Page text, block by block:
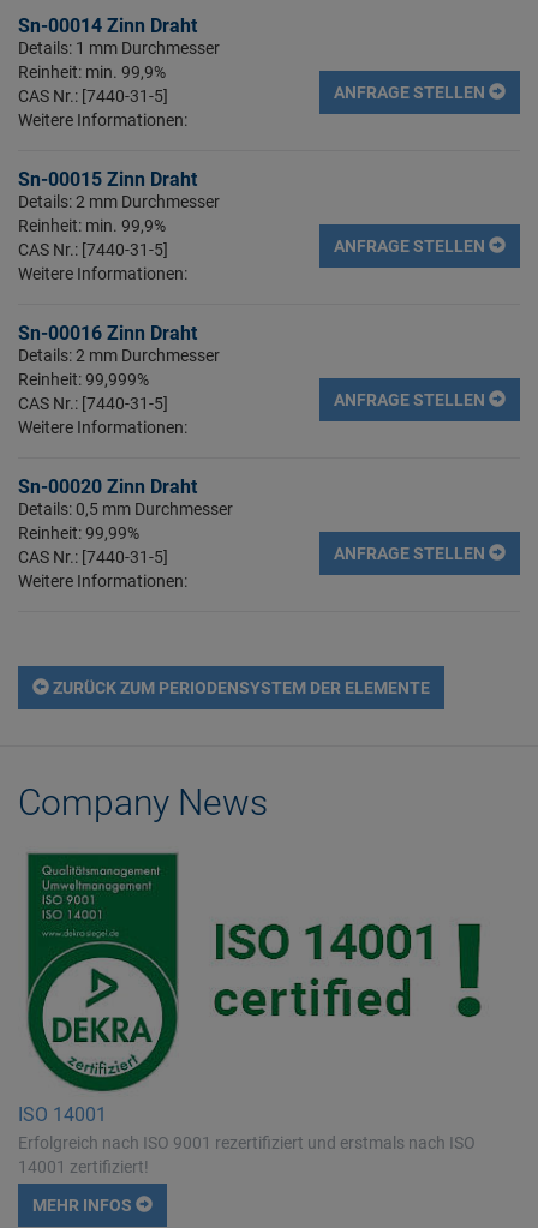
Sn-00014 Zinn Draht
Details: 1 mm Durchmesser
Reinheit: min. 99,9%
CAS Nr.: [7440-31-5]
Weitere Informationen:
ANFRAGE STELLEN
Sn-00015 Zinn Draht
Details: 2 mm Durchmesser
Reinheit: min. 99,9%
CAS Nr.: [7440-31-5]
Weitere Informationen:
ANFRAGE STELLEN
Sn-00016 Zinn Draht
Details: 2 mm Durchmesser
Reinheit: 99,999%
CAS Nr.: [7440-31-5]
Weitere Informationen:
ANFRAGE STELLEN
Sn-00020 Zinn Draht
Details: 0,5 mm Durchmesser
Reinheit: 99,99%
CAS Nr.: [7440-31-5]
Weitere Informationen:
ANFRAGE STELLEN
ZURÜCK ZUM PERIODENSYSTEM DER ELEMENTE
Company News
ISO 14001
Erfolgreich nach ISO 9001 rezertifiziert und erstmals nach ISO
14001 zertifiziert!
MEHR INFOS